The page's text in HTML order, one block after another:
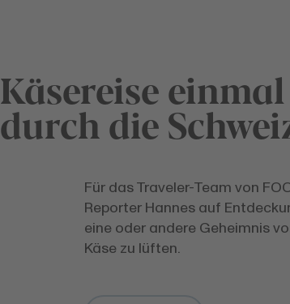
Käsereise
durch die
Für das Traveler-Team von
Reporter Hannes auf
eine oder andere Geheimnis
Käse zu lüften.